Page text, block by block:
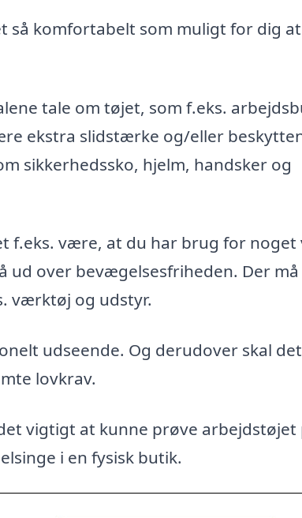
så komfortabelt som muligt for dig at
tale om tøjet, som f.eks.
ekstra slidstærke og/eller
sikkerhedssko, hjelm, handsker og
f.eks. være, at du har brug for noget
ud over bevægelsesfriheden. Der
værktøj og udstyr.
udseende. Og derudover skal det
lovkrav.
vigtigt at kunne prøve arbejdstøjet
i en fysisk butik.